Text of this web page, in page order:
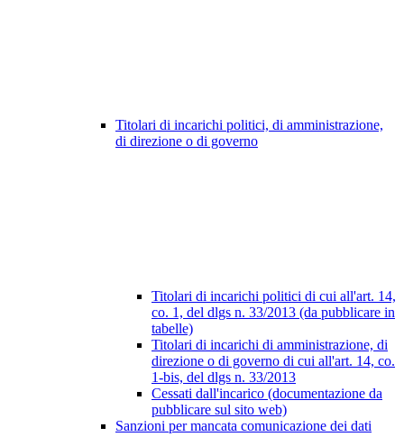
Titolari di incarichi politici, di amministrazione,
di direzione o di governo
Titolari di incarichi politici di cui all'art. 14,
co. 1, del dlgs n. 33/2013 (da pubblicare in
tabelle)
Titolari di incarichi di amministrazione, di
direzione o di governo di cui all'art. 14, co.
1-bis, del dlgs n. 33/2013
Cessati dall'incarico (documentazione da
pubblicare sul sito web)
Sanzioni per mancata comunicazione dei dati